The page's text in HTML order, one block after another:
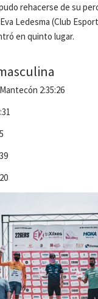
rehacerse de su
Ledesma (Club
en quinto lugar.
2:35:26